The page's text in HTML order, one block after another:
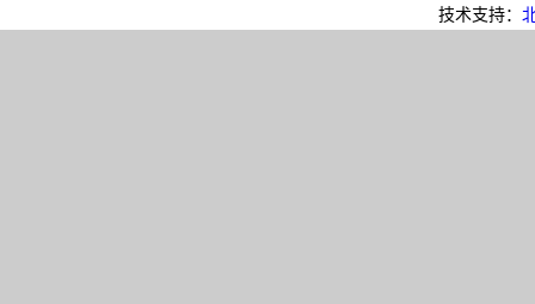
技术支持：